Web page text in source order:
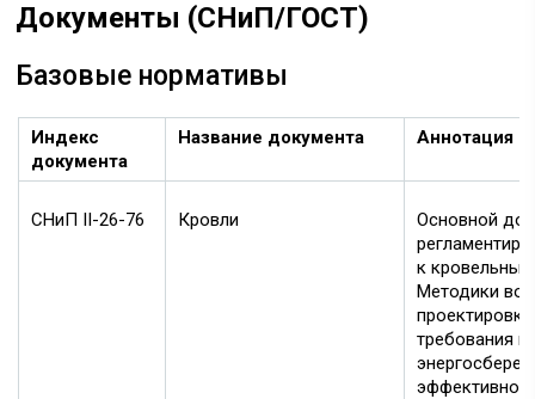
Документы (СНиП/ГОСТ)
Базовые нормативы
Индекс
документа
Название документа Аннотация
СНиП II-26-76 Кровли
Основной
к
Методики
требования к